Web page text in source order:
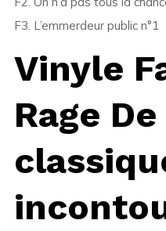
F3. L’emmerdeur public n°1
Vinyle
Rage